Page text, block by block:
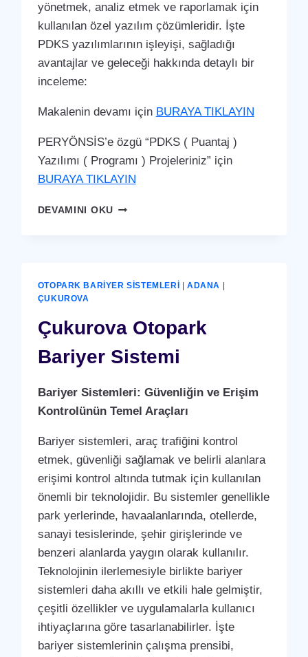
yönetmek, analiz etmek ve raporlamak için
kullanılan özel yazılım çözümleridir. İşte
PDKS yazılımlarının işleyişi, sağladığı
avantajlar ve geleceği hakkında detaylı bir
inceleme:
Makalenin devamı için BURAYA TIKLAYIN
PERYÖNSİS’e özgü “PDKS ( Puantaj )
Yazılımı ( Programı ) Projeleriniz” için
BURAYA TIKLAYIN
DEVAMINI OKUÇUKUROVA
SISTEMI)
(PROGRAMI)
OTOPARK BARIYER SISTEMLERI ADANA
ÇUKUROVA
Çukurova Otopark
Bariyer Sistemi
Bariyer Sistemleri: Güvenliğin ve Erişim
Kontrolünün Temel Araçları
Bariyer sistemleri, araç trafiğini kontrol
etmek, güvenliği sağlamak ve belirli alanlara
erişimi kontrol altında tutmak için kullanılan
önemli bir teknolojidir. Bu sistemler genellikle
park yerlerinde, havaalanlarında, otellerde,
sanayi tesislerinde, şehir girişlerinde ve
benzeri alanlarda yaygın olarak kullanılır.
Teknolojinin ilerlemesiyle birlikte bariyer
sistemleri daha akıllı ve etkili hale gelmiştir,
çeşitli özellikler ve uygulamalarla kullanıcı
ihtiyaçlarına göre tasarlanabilirler. İşte
bariyer sistemlerinin çalışma prensibi,